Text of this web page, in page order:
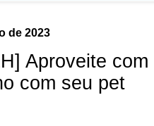
de 2023
Aproveite
com seu pet